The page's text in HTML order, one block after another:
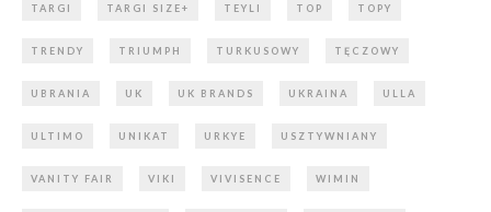
TARGI TARGI SIZE+ TEYLI TOP TOPY
TRENDY TRIUMPH TURKUSOWY TĘCZOWY
UBRANIA UK UK BRANDS UKRAINA ULLA
ULTIMO UNIKAT URKYE USZTYWNIANY
VANITY FAIR VIKI VIVISENCE WIMIN